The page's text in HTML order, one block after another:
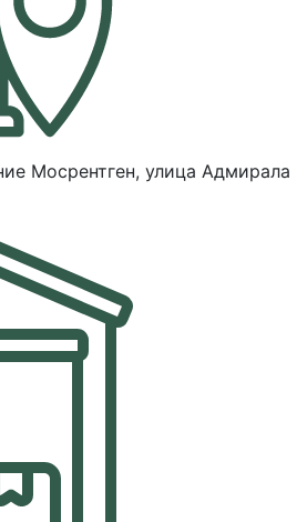
Мосрентген, улица Адмирала